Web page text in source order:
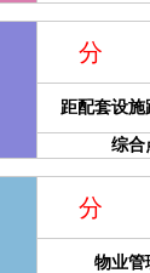
分
距配套设施
综合
分
物业管